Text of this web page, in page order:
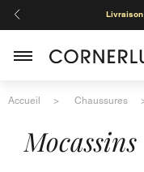
Accueil Chaussures
mocassins